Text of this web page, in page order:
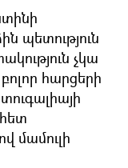
պետություն
չկա
հարցերի
մամուլի